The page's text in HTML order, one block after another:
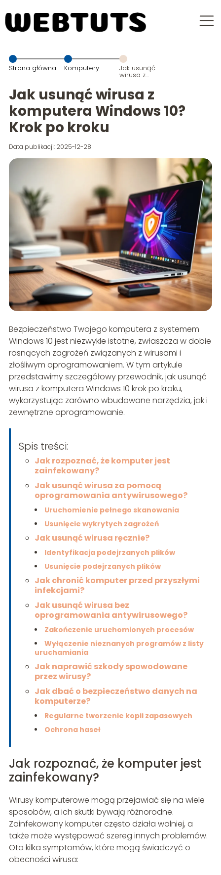
Strona główna Komputery Jak usunąć
wirusa z
Krok po kroku
Jak usunąć wirusa z
komputera Windows 10?
Krok po kroku
Data publikacji: 2025-12-28
Bezpieczeństwo Twojego komputera z systemem
Windows 10 jest niezwykle istotne, zwłaszcza w dobie
rosnących zagrożeń związanych z wirusami i
złośliwym oprogramowaniem. W tym artykule
przedstawimy szczegółowy przewodnik, jak usunąć
wirusa z komputera Windows 10 krok po kroku,
wykorzystując zarówno wbudowane narzędzia, jak i
zewnętrzne oprogramowanie.
Spis treści:
Jak rozpoznać, że komputer jest
zainfekowany?
Jak usunąć wirusa za pomocą
oprogramowania antywirusowego?
Uruchomienie pełnego skanowania
Usunięcie wykrytych zagrożeń
Jak usunąć wirusa ręcznie?
Identyfikacja podejrzanych plików
Usunięcie podejrzanych plików
Jak chronić komputer przed przyszłymi
infekcjami?
Jak usunąć wirusa bez
oprogramowania antywirusowego?
Zakończenie uruchomionych procesów
Wyłączenie nieznanych programów z listy
uruchamiania
Jak naprawić szkody spowodowane
przez wirusy?
Jak dbać o bezpieczeństwo danych na
komputerze?
Regularne tworzenie kopii zapasowych
Ochrona haseł
Jak rozpoznać, że komputer jest
zainfekowany?
Wirusy komputerowe mogą przejawiać się na wiele
sposobów, a ich skutki bywają różnorodne.
Zainfekowany komputer często działa wolniej, a
także może występować szereg innych problemów.
Oto kilka symptomów, które mogą świadczyć o
obecności wirusa: